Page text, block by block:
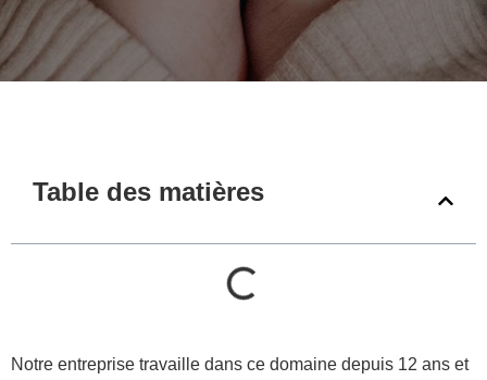
Table des matières
Notre entreprise travaille dans ce domaine depuis 12 ans et